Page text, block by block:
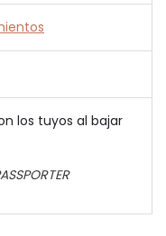
los tuyos al bajar